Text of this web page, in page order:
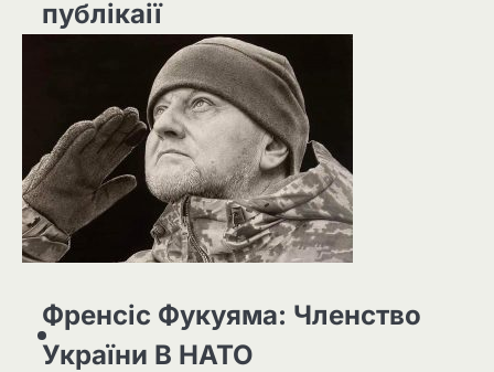
публікаії
Френсіс Фукуяма: Членство
України В НАТО